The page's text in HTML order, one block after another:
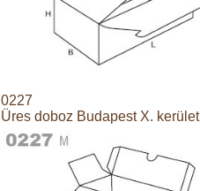
0227
Üres doboz Budapest X. kerület